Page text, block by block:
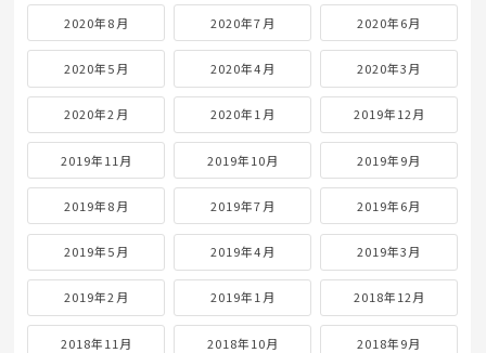
2020年8月 2020年7月 2020年6月
2020年5月 2020年4月 2020年3月
2020年2月 2020年1月 2019年12月
2019年11月 2019年10月 2019年9月
2019年8月 2019年7月 2019年6月
2019年5月 2019年4月 2019年3月
2019年2月 2019年1月 2018年12月
2018年11月 2018年10月 2018年9月